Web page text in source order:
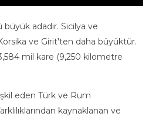
büyük adadır. Sicilya ve
ve Girit'ten daha büyüktür.
mil kare (9,250 kilometre
eden Türk ve Rum
kaynaklanan ve